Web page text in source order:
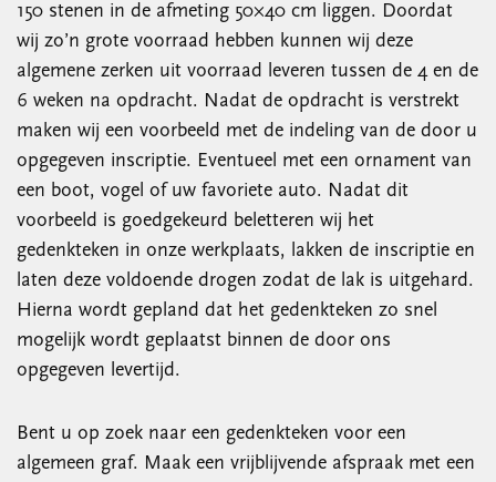
150 stenen in de afmeting 50×40 cm liggen. Doordat
wij zo’n grote voorraad hebben kunnen wij deze
algemene zerken uit voorraad leveren tussen de 4 en de
6 weken na opdracht. Nadat de opdracht is verstrekt
maken wij een voorbeeld met de indeling van de door u
opgegeven inscriptie. Eventueel met een ornament van
een boot, vogel of uw favoriete auto. Nadat dit
voorbeeld is goedgekeurd beletteren wij het
gedenkteken in onze werkplaats, lakken de inscriptie en
laten deze voldoende drogen zodat de lak is uitgehard.
Hierna wordt gepland dat het gedenkteken zo snel
mogelijk wordt geplaatst binnen de door ons
opgegeven levertijd.
Bent u op zoek naar een gedenkteken voor een
algemeen graf. Maak een vrijblijvende afspraak met een